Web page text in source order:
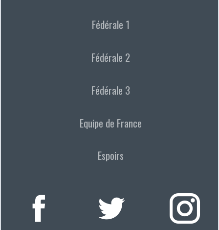
Fédérale 1
Fédérale 2
Fédérale 3
Equipe de France
Espoirs